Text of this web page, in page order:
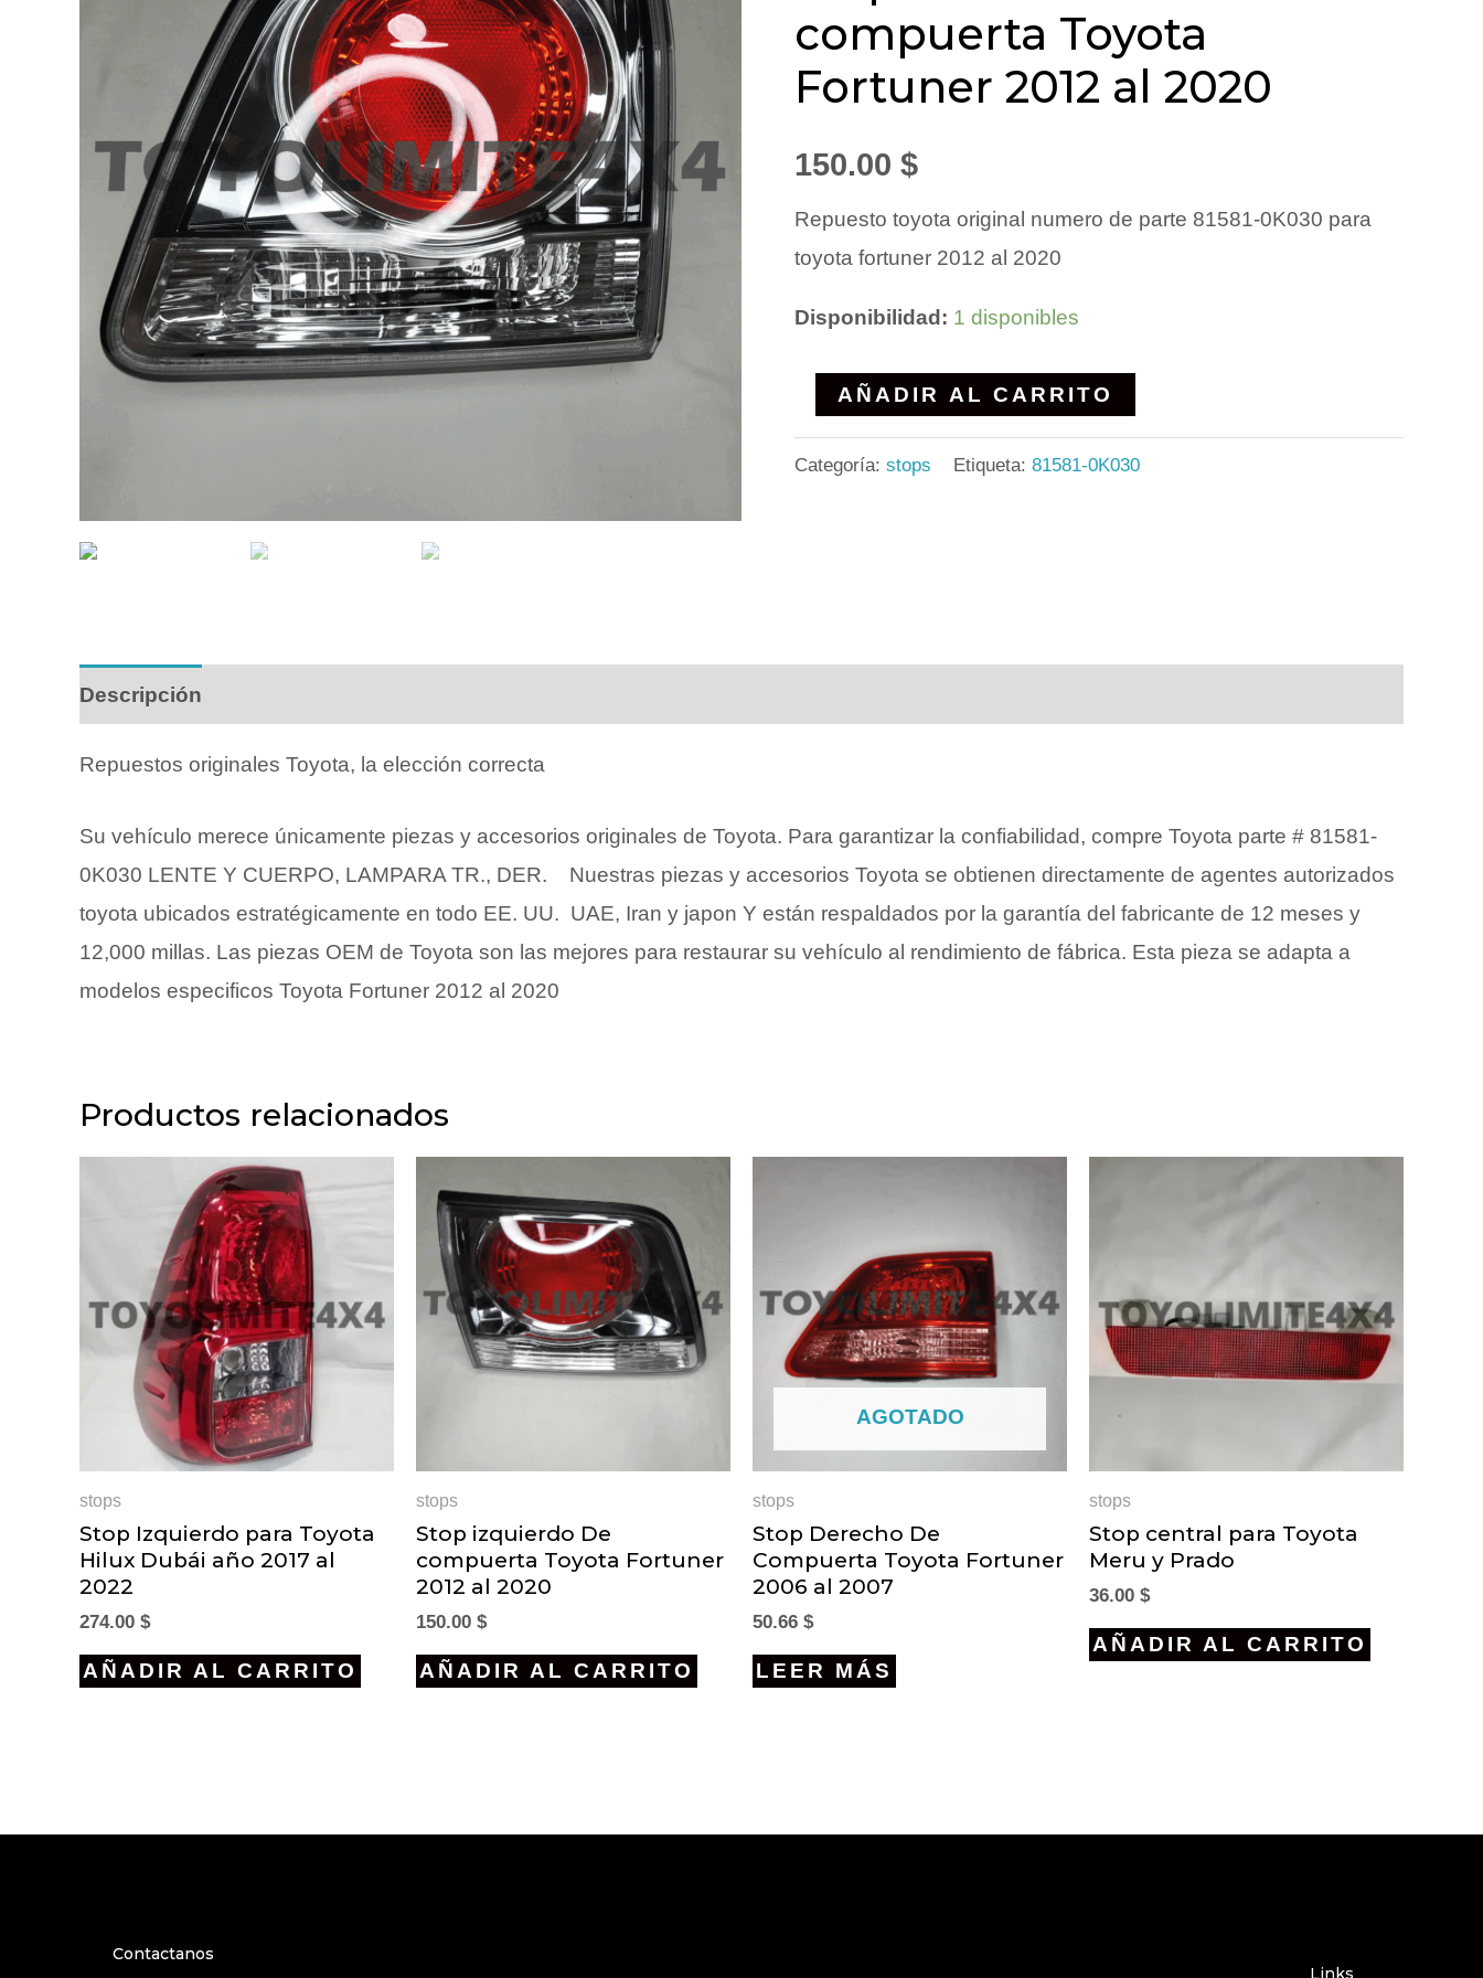
compuerta Toyota
Fortuner 2012 al 2020
150.00 $
Repuesto toyota original numero de parte 81581-0K030 para
toyota fortuner 2012 al 2020
Disponibilidad: 1 disponibles
Toyota
Fortuner
2012
cantidad
AÑADIR AL CARRITO
Categoría: stops Etiqueta: 81581-0K030
Descripción
Repuestos originales Toyota, la elección correcta
Su vehículo merece únicamente piezas y accesorios originales de Toyota. Para garantizar la confiabilidad, compre Toyota parte # 81581-
0K030 LENTE Y CUERPO, LAMPARA TR., DER. Nuestras piezas y accesorios Toyota se obtienen directamente de agentes autorizados
toyota ubicados estratégicamente en todo EE. UU. UAE, Iran y japon Y están respaldados por la garantía del fabricante de 12 meses y
12,000 millas. Las piezas OEM de Toyota son las mejores para restaurar su vehículo al rendimiento de fábrica. Esta pieza se adapta a
modelos especificos Toyota Fortuner 2012 al 2020
Productos relacionados
stops
Stop Izquierdo para Toyota
Hilux Dubái año 2017 al
2022
274.00 $
AÑADIR AL CARRITO
stops
Stop izquierdo De
compuerta Toyota Fortuner
2012 al 2020
150.00 $
AÑADIR AL CARRITO
AGOTADO
stops
Stop Derecho De
Compuerta Toyota Fortuner
2006 al 2007
50.66 $
LEER MÁS
stops
Stop central para Toyota
Meru y Prado
36.00 $
AÑADIR AL CARRITO
Contactanos
Links